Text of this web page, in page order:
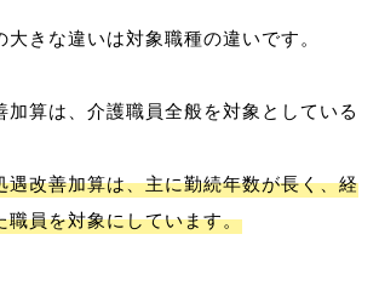
大きな違いは対象職種の違いです。
加算は、介護職員全般を対象としている
遇改善加算は、主に勤続年数が長く、経
職員を対象にしています。